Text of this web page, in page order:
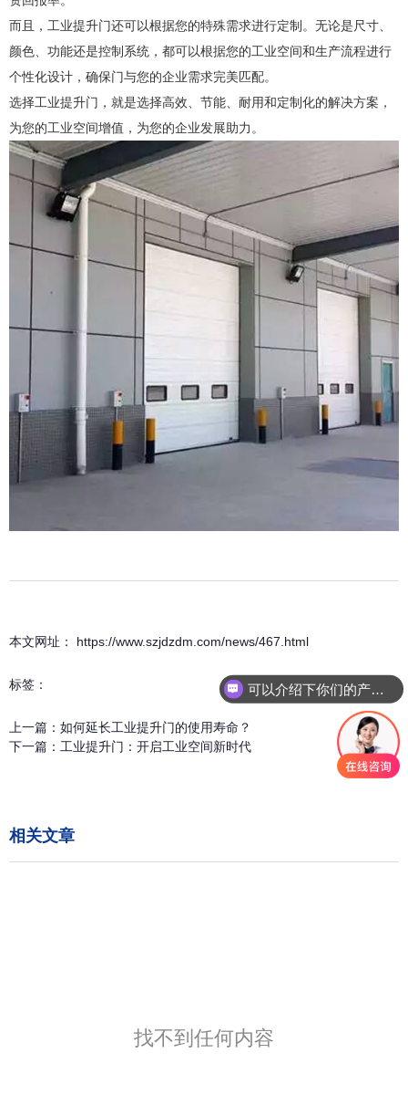
而且，工业提升门还可以根据您的特殊需求进行定制。无论是尺寸、
颜色、功能还是控制系统，都可以根据您的工业空间和生产流程进行
个性化设计，确保门与您的企业需求完美匹配。
选择工业提升门，就是选择高效、节能、耐用和定制化的解决方案，
为您的工业空间增值，为您的企业发展助力。
本文网址： https://www.szjdzdm.com/news/467.html
标签：
上一篇： 如何延长工业提升门的使用寿命？
下一篇： 工业提升门：开启工业空间新时代
相关文章
找不到任何内容
可以介绍下你们的产品么